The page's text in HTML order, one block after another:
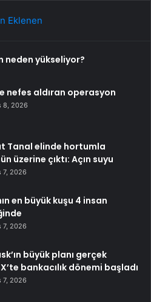
Eklenen
neden yükseliyor?
nefes aldıran operasyon
8, 2026
Tanal elinde hortumla
üzerine çıktı: Açın suyu
7, 2026
en büyük kuşu 4 insan
7, 2026
büyük planı gerçek
bankacılık dönemi başladı
7, 2026